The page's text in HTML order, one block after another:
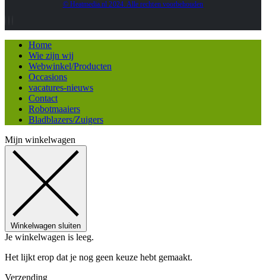
© Heatmedia.nl 2024. Alle rechten voorbehouden
Home
Wie zijn wij
Webwinkel/Producten
Occasions
vacatures-nieuws
Contact
Robotmaaiers
Bladblazers/Zuigers
Mijn winkelwagen
Winkelwagen sluiten
Je winkelwagen is leeg.
Het lijkt erop dat je nog geen keuze hebt gemaakt.
Verzending